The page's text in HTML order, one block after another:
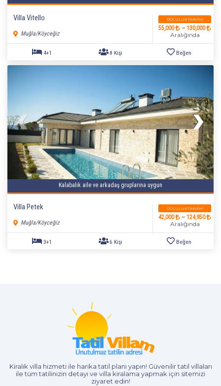
4+1 8 Kişi Beğen
Villa Vitello
Muğla/Köyceğiz
DOLULUK TAKVIMI
55,000 ~ 130,000
Aralığında
Kalabalık aile ve arkadaş gruplarına uygun
Villa Petek
Muğla/Köyceğiz
DOLULUK TAKVIMI
42,000 ~ 124,950
Aralığında
Kiralık villa hizmetiile harika tatil planı yapın! Güvenilir tatil villaları
ile tüm tatilinizin detayı ve villa kiralama yapmak için sitemizi
ziyaret edin!